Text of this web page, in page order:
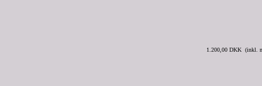
1.200,00 DKK (inkl.